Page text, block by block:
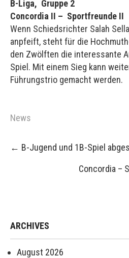
B-Liga, Gruppe 2
Concordia II – Sportfreunde II
Wenn Schiedsrichter Salah
anpfeift, steht für die
den Zwölften die interessante
Spiel. Mit einem Sieg kann
Führungstrio gemacht werden.
News
Post
← B-Jugend und 1B-Spiel
Concordia –
ARCHIVES
August 2026